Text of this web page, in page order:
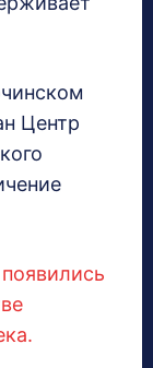
Центр
появились